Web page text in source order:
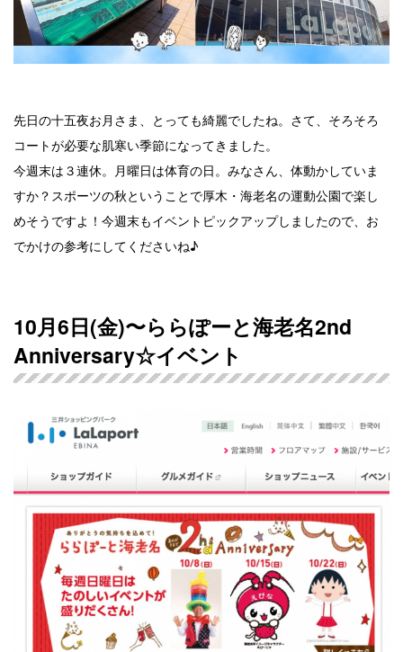
先日の十五夜お月さま、とっても綺麗でしたね。さて、そろそろ
コートが必要な肌寒い季節になってきました。
今週末は３連休。月曜日は体育の日。みなさん、体動かしていま
すか？スポーツの秋ということで厚木・海老名の運動公園で楽し
めそうですよ！今週末もイベントピックアップしましたので、お
でかけの参考にしてくださいね♪
10月6日(金)〜ららぽーと海老名2nd
Anniversary☆イベント